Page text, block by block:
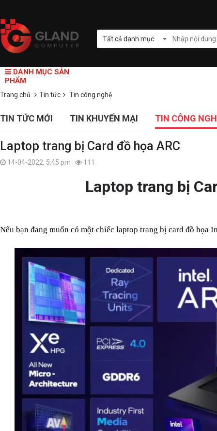
Tất cả danh mục
DANH MỤC SẢN
PHẨM
Trang chủ Tin tức Tin công nghệ
TIN TỨC MỚI TIN KHUYẾN MẠI TIN CÔNG
Laptop trang bị Card đồ họa ARC
14-04-2022, 5:45 pm 111
Laptop trang bị
Nếu bạn đang muốn có một chiếc laptop trang bị card đồ họa